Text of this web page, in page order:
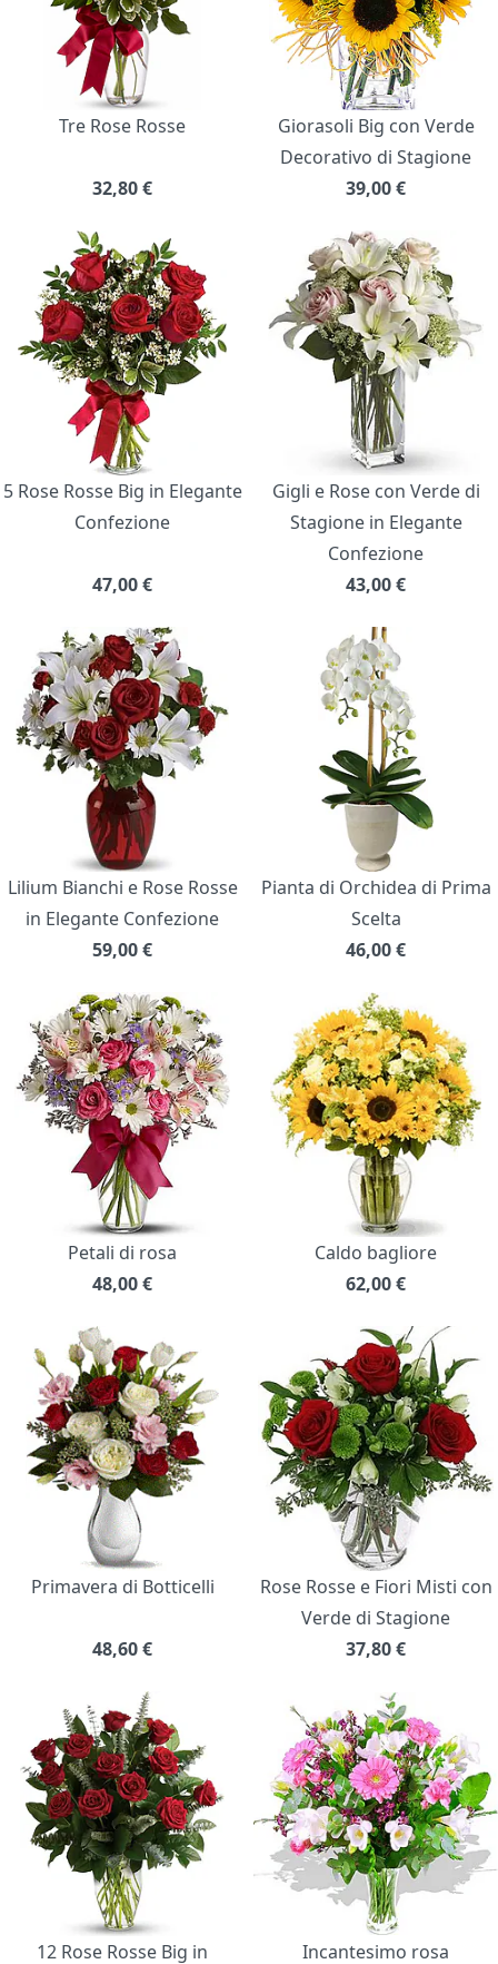
Tre Rose Rosse
32,80€
Giorasoli Big con Verde
Decorativo di Stagione
39,00€
5 Rose Rosse Big in Elegante
Confezione
47,00€
Gigli e Rose con Verde di
Stagione in Elegante
Confezione
43,00€
Lilium Bianchi e Rose Rosse
in Elegante Confezione
59,00€
Pianta di Orchidea di Prima
Scelta
46,00€
Petali di rosa
48,00€
Caldo bagliore
62,00€
Primavera di Botticelli
48,60€
Rose Rosse e Fiori Misti con
Verde di Stagione
37,80€
12 Rose Rosse Big in Incantesimo rosa